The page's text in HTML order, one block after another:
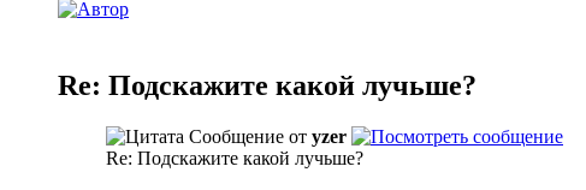
Re: Подскажите какой лучьше?
Сообщение от yzer
Re: Подскажите какой лучьше?